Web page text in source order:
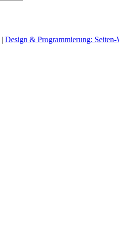
| Design & Programmierung: Seiten-